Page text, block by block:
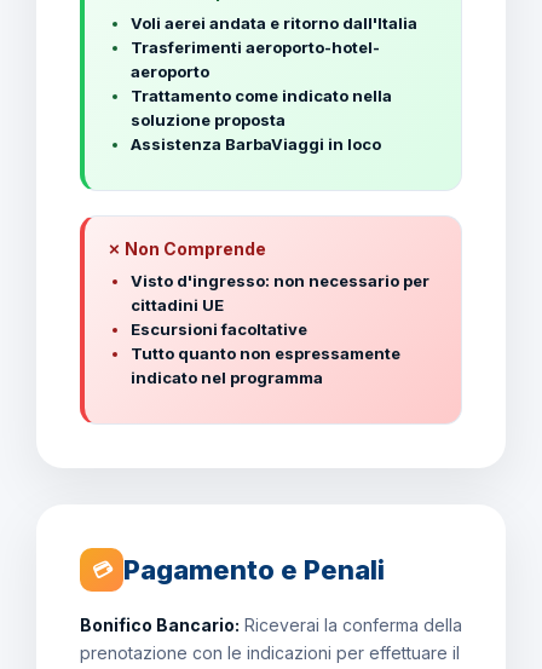
Voli aerei andata e ritorno dall'Italia
Trasferimenti aeroporto-hotel-
aeroporto
Trattamento come indicato nella
soluzione proposta
Assistenza BarbaViaggi in loco
✗ Non Comprende
Visto d'ingresso: non necessario per
cittadini UE
Escursioni facoltative
Tutto quanto non espressamente
indicato nel programma
💳 Pagamento e Penali
Bonifico Bancario: Riceverai la conferma della
prenotazione con le indicazioni per effettuare il